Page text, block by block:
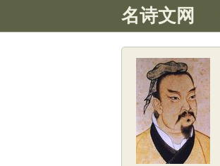
名诗文网